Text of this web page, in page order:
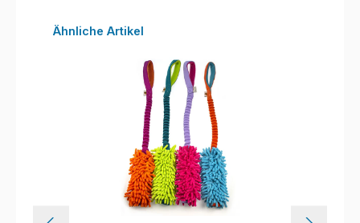
Produktgalerie überspringen
Ähnliche Artikel